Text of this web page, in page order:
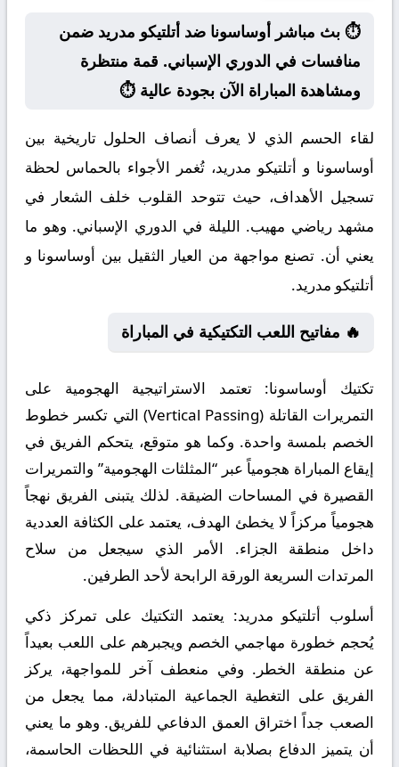
⏱️ بث مباشر أوساسونا ضد أتلتيكو مدريد ضمن
منافسات في الدوري الإسباني. قمة منتظرة
ومشاهدة المباراة الآن بجودة عالية ⏱️
لقاء الحسم الذي لا يعرف أنصاف الحلول تاريخية بين
أوساسونا و أتلتيكو مدريد، تُغمر الأجواء بالحماس لحظة
تسجيل الأهداف، حيث تتوحد القلوب خلف الشعار في
مشهد رياضي مهيب. الليلة في الدوري الإسباني. وهو ما
يعني أن. تصنع مواجهة من العيار الثقيل بين أوساسونا و
أتلتيكو مدريد.
🔥 مفاتيح اللعب التكتيكية في المباراة
تكتيك أوساسونا: تعتمد الاستراتيجية الهجومية على
التمريرات القاتلة (Vertical Passing) التي تكسر خطوط
الخصم بلمسة واحدة. وكما هو متوقع، يتحكم الفريق في
إيقاع المباراة هجومياً عبر “المثلثات الهجومية” والتمريرات
القصيرة في المساحات الضيقة. لذلك يتبنى الفريق نهجاً
هجومياً مركزاً لا يخطئ الهدف، يعتمد على الكثافة العددية
داخل منطقة الجزاء. الأمر الذي سيجعل من سلاح
المرتدات السريعة الورقة الرابحة لأحد الطرفين.
أسلوب أتلتيكو مدريد: يعتمد التكتيك على تمركز ذكي
يُحجم خطورة مهاجمي الخصم ويجبرهم على اللعب بعيداً
عن منطقة الخطر. وفي منعطف آخر للمواجهة، يركز
الفريق على التغطية الجماعية المتبادلة، مما يجعل من
الصعب جداً اختراق العمق الدفاعي للفريق. وهو ما يعني
أن يتميز الدفاع بصلابة استثنائية في اللحظات الحاسمة،